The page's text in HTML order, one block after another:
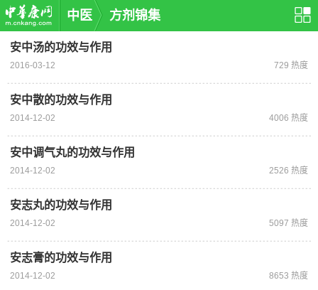
中医 方剂锦集
安中汤的功效与作用
2016-03-12 729 热度
安中散的功效与作用
2014-12-02 4006 热度
安中调气丸的功效与作用
2014-12-02 2526 热度
安志丸的功效与作用
2014-12-02 5097 热度
安志膏的功效与作用
2014-12-02 8653 热度